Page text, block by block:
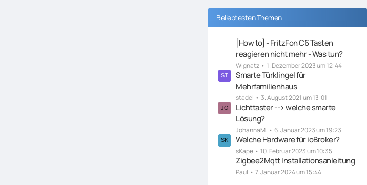
Beliebtesten Themen
[How to] - FritzFon C6 Tasten
reagieren nicht mehr - Was tun?
Wignatz 1. Dezember 2023 um 12:44
Smarte Türklingel für
Mehrfamilienhaus
stadel 3. August 2021 um 13:01
Lichttaster --> welche smarte
Lösung?
JohannaM. 6. Januar 2023 um 19:23
Welche Hardware für ioBroker?
sKape 10. Februar 2023 um 10:35
Zigbee2Mqtt Installationsanleitung
Paul 7. Januar 2024 um 15:44